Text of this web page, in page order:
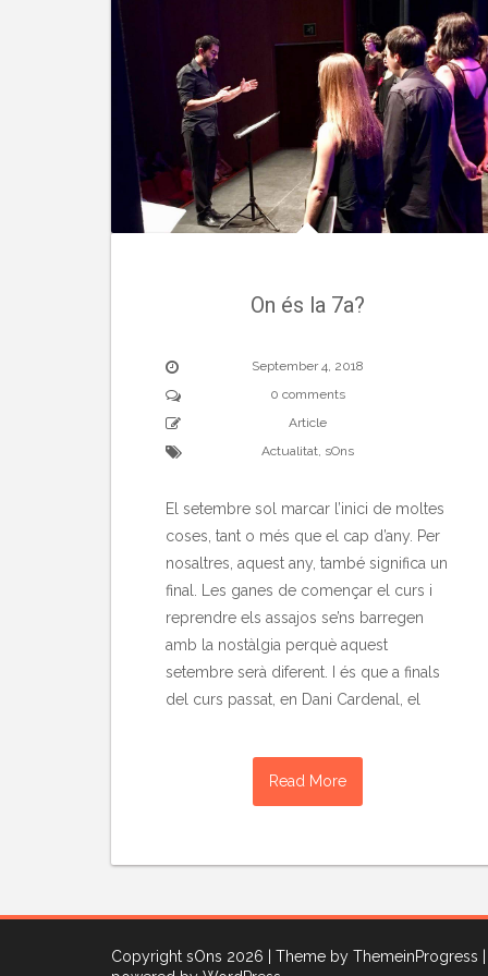
On és la 7a?
September 4, 2018
0 comments
Article
Actualitat, sOns
El setembre sol marcar l’inici de moltes
coses, tant o més que el cap d’any. Per
nosaltres, aquest any, també significa un
final. Les ganes de començar el curs i
reprendre els assajos se’ns barregen
amb la nostàlgia perquè aquest
setembre serà diferent. I és que a finals
del curs passat, en Dani Cardenal, el
Read More
Copyright sOns 2026 | Theme by ThemeinProgress